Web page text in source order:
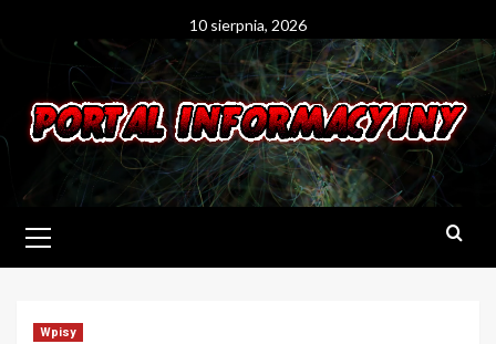
10 sierpnia, 2026
Menu
Wpisy